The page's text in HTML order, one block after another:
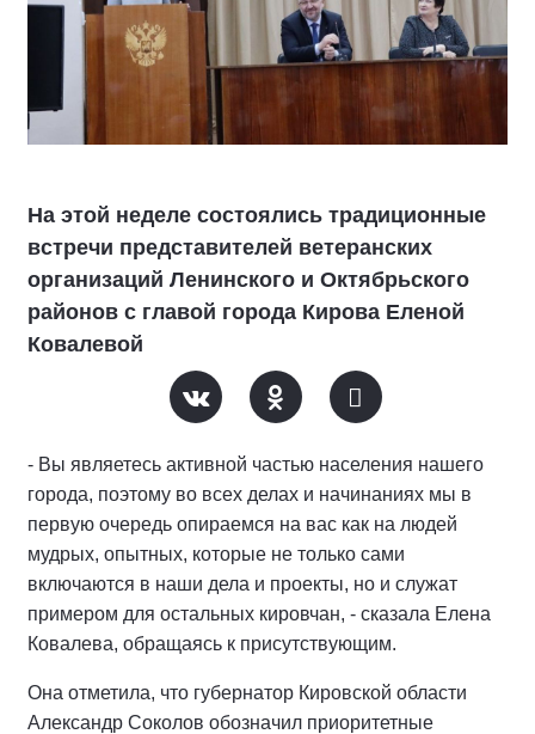
На этой неделе состоялись традиционные
встречи представителей ветеранских
организаций Ленинского и Октябрьского
районов с главой города Кирова Еленой
Ковалевой
- Вы являетесь активной частью населения нашего
города, поэтому во всех делах и начинаниях мы в
первую очередь опираемся на вас как на людей
мудрых, опытных, которые не только сами
включаются в наши дела и проекты, но и служат
примером для остальных кировчан, - сказала Елена
Ковалева, обращаясь к присутствующим.
Она отметила, что губернатор Кировской области
Александр Соколов обозначил приоритетные